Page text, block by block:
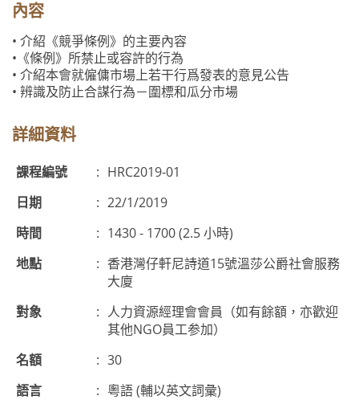
內容
• 介紹《競爭條例》的主要內容
•《條例》所禁止或容許的行為
• 介紹本會就僱傭市場上若干行爲發表的意見公告
• 辨識及防止合謀行為－圍標和瓜分市場
詳細資料
課程編號 : HRC2019-01
日期
: 22/1/2019
時間
: 1430 - 1700 (2.5 小時)
地點
: 香港灣仔軒尼詩道15號溫莎公爵社會服務
大廈
對象
: 人力資源經理會會員（如有餘額，亦歡迎
其他NGO員工参加）
名額
: 30
語言
: 粵語 (輔以英文詞彙)